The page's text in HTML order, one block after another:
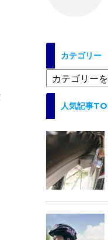
カテゴリー
テ
人気記事